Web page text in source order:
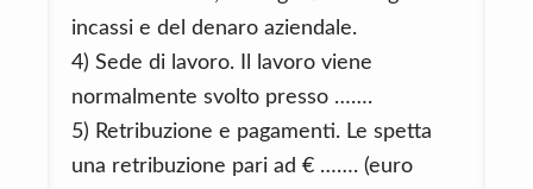
incassi e del denaro aziendale.
4) Sede di lavoro. Il lavoro viene
normalmente svolto presso …….
5) Retribuzione e pagamenti. Le spetta
una retribuzione pari ad € ……. (euro